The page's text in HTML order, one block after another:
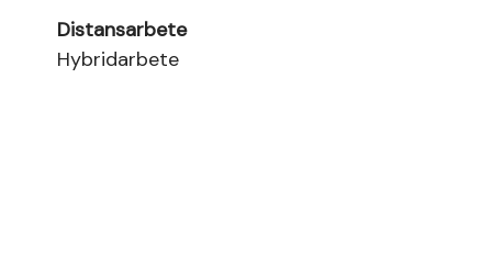
Distansarbete
Hybridarbete